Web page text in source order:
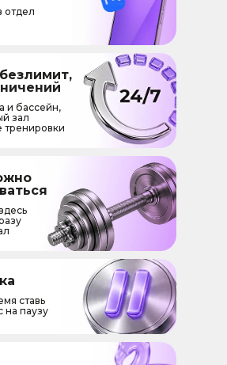
отдел
и бассейн,
зал
тренировки
ставь
на паузу